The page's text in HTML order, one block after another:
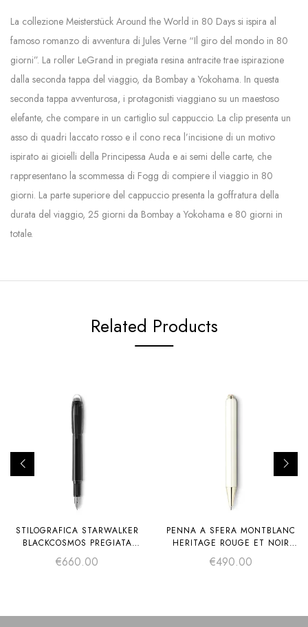
La collezione Meisterstück Around the World in 80 Days si ispira al
famoso romanzo di avventura di Jules Verne “Il giro del mondo in 80
giorni”. La roller LeGrand in pregiata resina antracite trae ispirazione
dalla seconda tappa del viaggio, da Bombay a Yokohama. In questa
seconda tappa avventurosa, i protagonisti viaggiano su un maestoso
elefante, che compare in un cartiglio sul cappuccio. La clip presenta un
asso di quadri laccato rosso e il cono reca l’incisione di un motivo
ispirato ai gioielli della Principessa Auda e ai semi delle carte, che
rappresentano la scommessa di Fogg di compiere il viaggio in 80
giorni. La parte superiore del cappuccio presenta la goffratura della
durata del viaggio, 25 giorni da Bombay a Yokohama e 80 giorni in
totale.
Related Products
STILOGRAFICA STARWALKER
BLACKCOSMOS PREGIATA
RESINA
€660.00
PENNA A SFERA MONTBLANC
HERITAGE ROUGE ET NOIR
“BABY” EDIZIONE SPECIALE
COLOR AVORIO
€490.00